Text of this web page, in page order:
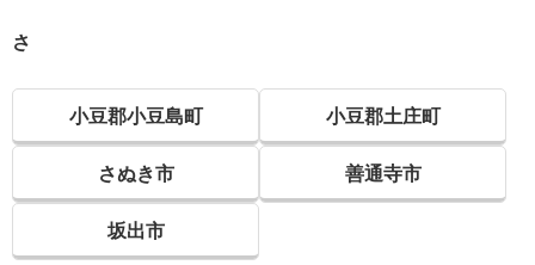
さ
小豆郡小豆島町 小豆郡土庄町
さぬき市 善通寺市
坂出市